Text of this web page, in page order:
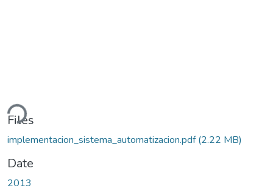
Files
implementacion_sistema_automatizacion.pdf(2.22 MB)
Date
2013